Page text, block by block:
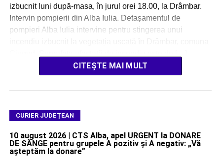
izbucnit luni după-masa, în jurul orei 18.00, la Drâmbar.
Intervin pompierii din Alba Iulia. Detașamentul de
pompieri Alba Iulia intervine pentru stingerea unui
CITEȘTE MAI MULT
CURIER JUDEȚEAN
10 august 2026 | CTS Alba, apel URGENT la DONARE
DE SÂNGE pentru grupele A pozitiv și A negativ: „Vă
așteptăm la donare”